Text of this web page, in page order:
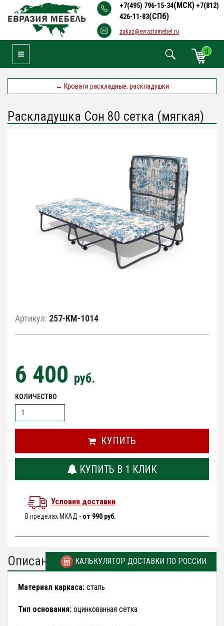
+7(495) 796-15-34(МСК) +7(812)
426-11-83(СПб)
zakaz@evraziamebel.ru
0
Toggle Navigation
← Кровати раскладные, раскладушки
Раскладушка Сон 80 сетка (мягкая)
Артикул: 257-КМ-1014
6 400 руб.
КОЛИЧЕСТВО
КУПИТЬ
КУПИТЬ В 1 КЛИК
Условия доставки
В пределах МКАД - от 990 руб.
Описание КАЛЬКУЛЯТОР ДОСТАВКИ ПО РОССИИ
Материал каркаса: сталь
Тип основания: оцинкованная сетка